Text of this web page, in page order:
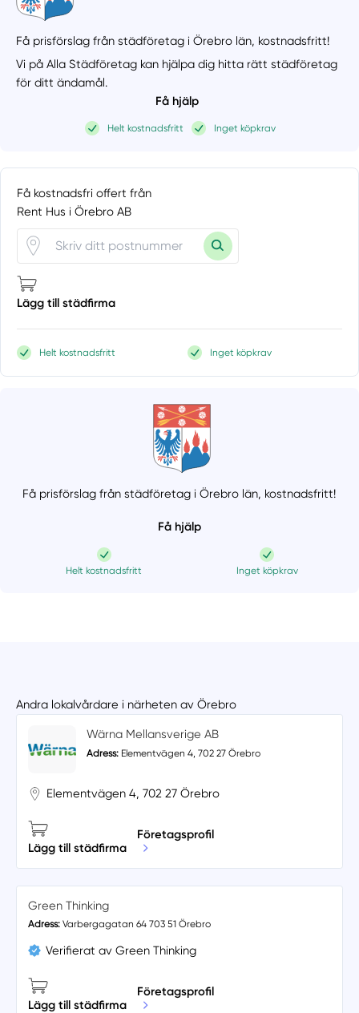
Få prisförslag från städföretag i Örebro län, kostnadsfritt!
Vi på Alla Städföretag kan hjälpa dig hitta rätt städföretag
för ditt ändamål.
Få hjälp
Helt kostnadsfritt Inget köpkrav
Få kostnadsfri offert från
Rent Hus i Örebro AB
Lägg till städfirma
Helt kostnadsfritt Inget köpkrav
Få prisförslag från städföretag i Örebro län, kostnadsfritt!
Få hjälp
Helt kostnadsfritt Inget köpkrav
Andra lokalvårdare i närheten av Örebro
Wärna Mellansverige AB
Adress: Elementvägen 4, 702 27 Örebro
Elementvägen 4, 702 27 Örebro
Lägg till städfirma
Företagsprofil
Green Thinking
Adress:Varbergagatan 64 703 51 Örebro
Verifierat av Green Thinking
Lägg till städfirma
Företagsprofil